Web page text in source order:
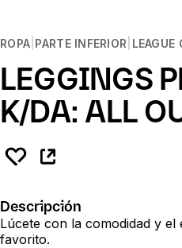
ROPA PARTE INFERIOR LEAGUE
LEGGINGS
K/DA: ALL
Descripción
Lúcete con la comodidad y
favorito.